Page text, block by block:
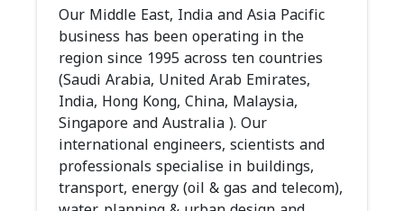
Our Middle East, India and Asia Pacific
business has been operating in the
region since 1995 across ten countries
(Saudi Arabia, United Arab Emirates,
India, Hong Kong, China, Malaysia,
Singapore and Australia ). Our
international engineers, scientists and
professionals specialise in buildings,
transport, energy (oil & gas and telecom),